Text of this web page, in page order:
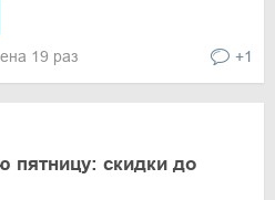
19 раз +1
пятницу: скидки до